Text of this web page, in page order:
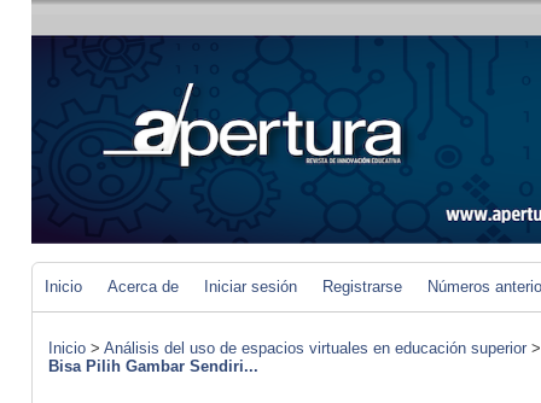
Inicio Acerca de Iniciar sesión Registrarse Números
Inicio > Análisis del uso de espacios virtuales en educación superior
Bisa Pilih Gambar Sendiri...